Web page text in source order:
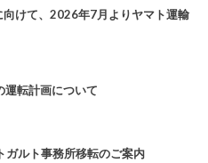
向けて、2026年7月よりヤマト運輸
運転計画について
ガルト事務所移転のご案内